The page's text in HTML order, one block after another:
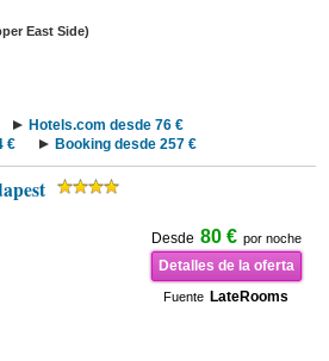
East Side)
Hotels.com desde 76 €
€
Booking desde 257 €
Desde 80 € por noche
Detalles de la oferta
Fuente LateRooms